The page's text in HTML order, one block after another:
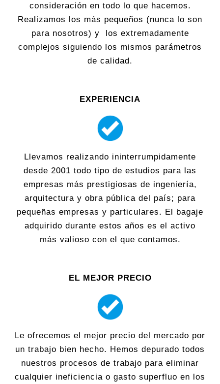
consideración en todo lo que hacemos.
Realizamos los más pequeños (nunca lo son
para nosotros) y los extremadamente
complejos siguiendo los mismos parámetros
de calidad.
EXPERIENCIA
Llevamos realizando ininterrumpidamente
desde 2001 todo tipo de estudios para las
empresas más prestigiosas de ingeniería,
arquitectura y obra pública del país; para
pequeñas empresas y particulares. El bagaje
adquirido durante estos años es el activo
más valioso con el que contamos.
EL MEJOR PRECIO
Le ofrecemos el mejor precio del mercado por
un trabajo bien hecho. Hemos depurado todos
nuestros procesos de trabajo para eliminar
cualquier ineficiencia o gasto superfluo en los